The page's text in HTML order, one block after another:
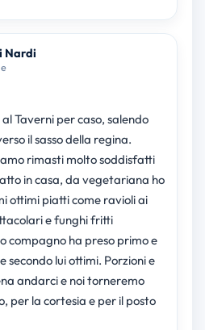
Nardi
Taverni per caso, salendo
il sasso della regina.
rimasti molto soddisfatti
in casa, da vegetariana ho
ottimi piatti come ravioli ai
e funghi fritti
compagno ha preso primo e
secondo lui ottimi. Porzioni e
andarci e noi torneremo
per la cortesia e per il posto